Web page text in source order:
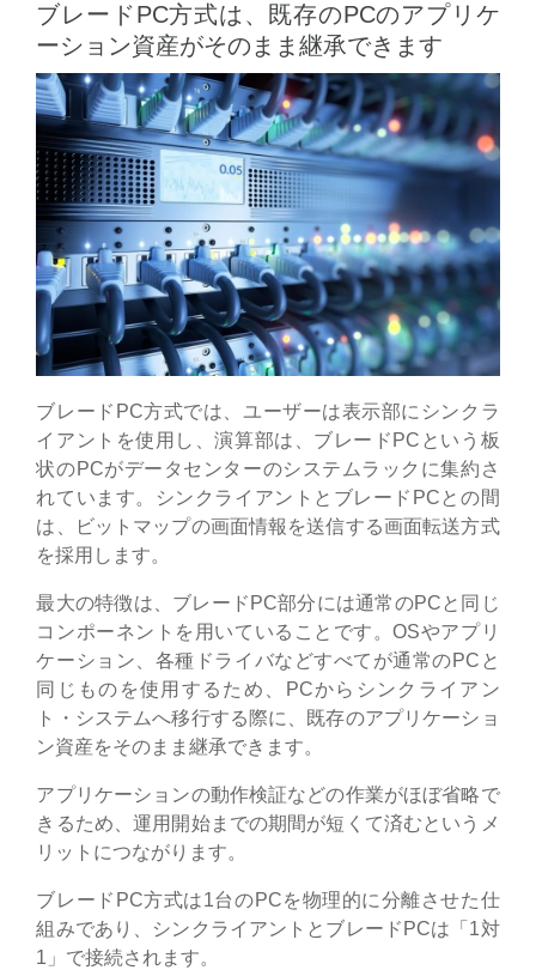
ブレードPC方式は、既存のPCのアプリケ
ーション資産がそのまま継承できます
ブレードPC方式では、ユーザーは表示部にシンクラ
イアントを使用し、演算部は、ブレードPCという板
状のPCがデータセンターのシステムラックに集約さ
れています。シンクライアントとブレードPCとの間
は、ビットマップの画面情報を送信する画面転送方式
を採用します。
最大の特徴は、ブレードPC部分には通常のPCと同じ
コンポーネントを用いていることです。OSやアプリ
ケーション、各種ドライバなどすべてが通常のPCと
同じものを使用するため、PCからシンクライアン
ト・システムへ移行する際に、既存のアプリケーショ
ン資産をそのまま継承できます。
アプリケーションの動作検証などの作業がほぼ省略で
きるため、運用開始までの期間が短くて済むというメ
リットにつながります。
ブレードPC方式は1台のPCを物理的に分離させた仕
組みであり、シンクライアントとブレードPCは「1対
1」で接続されます。